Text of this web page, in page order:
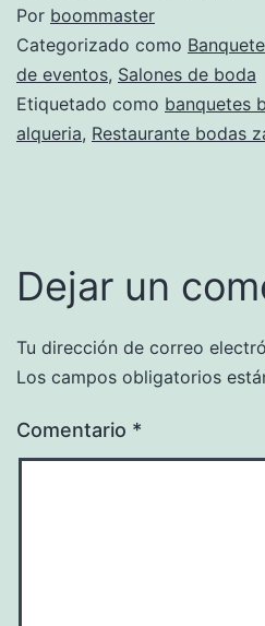
Por boommaster
Categorizado como
de eventos, Salones de boda
Etiquetado como banquetes
alqueria, Restaurante bodas
Dejar un
Tu dirección de correo
Los campos obligatorios
Comentario *